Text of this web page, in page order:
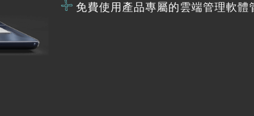
免費使用產品專屬的雲端管理軟